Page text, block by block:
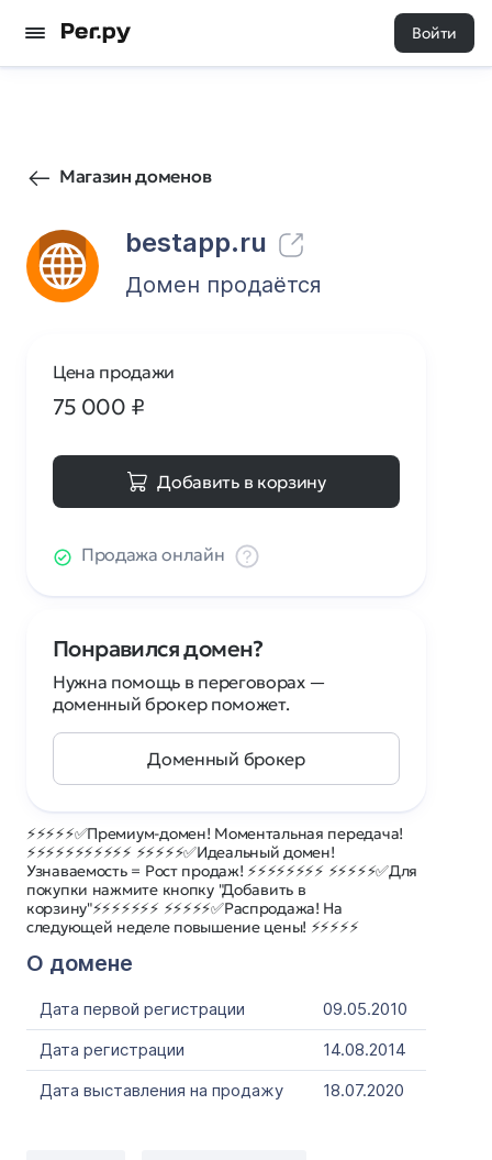
Войти
Магазин доменов
bestapp.ru
213 0
Домен продаётся
⚡⚡⚡⚡⚡✅Премиум-домен! Моментальная передача!
⚡⚡⚡⚡⚡⚡⚡⚡⚡⚡⚡ ⚡⚡⚡⚡⚡✅Идеальный домен!
Узнаваемость = Рост продаж! ⚡⚡⚡⚡⚡⚡⚡⚡ ⚡⚡⚡⚡⚡✅Для
покупки нажмите кнопку "Добавить в
корзину"⚡⚡⚡⚡⚡⚡⚡ ⚡⚡⚡⚡⚡✅Распродажа! На
следующей неделе повышение цены! ⚡⚡⚡⚡⚡
О домене
Дата первой регистрации
09.05.2010
Дата регистрации
14.08.2014
Дата выставления на продажу
18.07.2020
Цена продажи
75 000 ₽
Добавить в корзину
Продажа онлайн
Понравился домен?
Нужна помощь в переговорах —
доменный брокер поможет.
Доменный брокер